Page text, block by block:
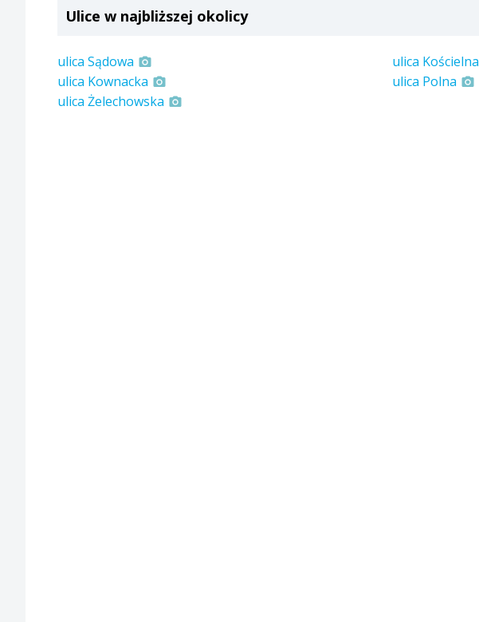
Ulice w najbliższej okolicy
ulica Sądowa
ulica Kownacka
ulica Żelechowska
ulica Kościelna
ulica Polna